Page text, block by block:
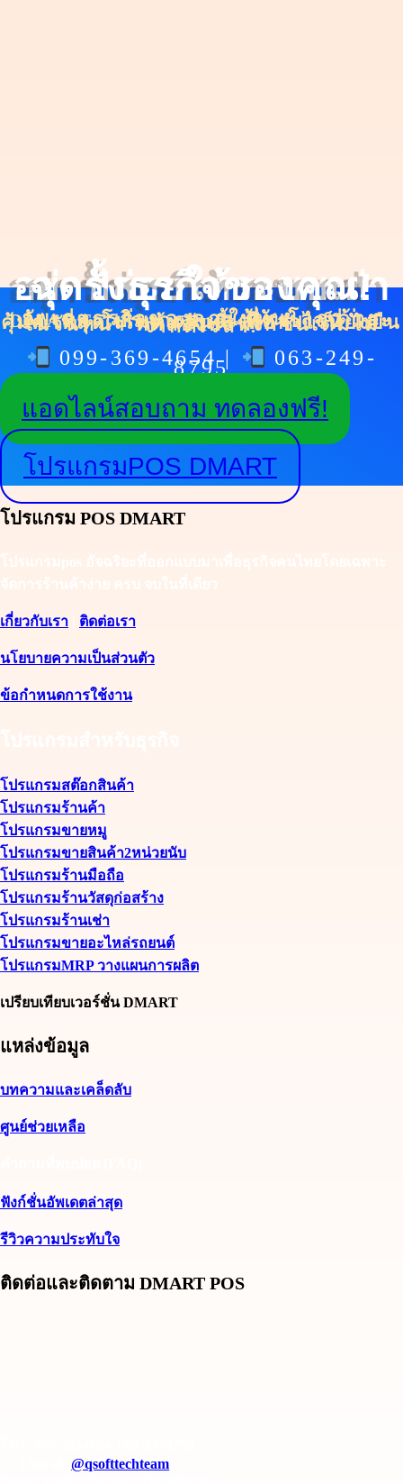
อย่าปล่อยให้ระบบเก่า ฉุดรั้งธุรกิจของคุณ!
อัพเดตธุรกิจของคุณให้ทันโลก ด้วย DMART โปรแกรมpos ที่ครบ จบ และคุ้มค่าที่สุด เริ่มต้นวันนี้ เพื่อกำไรที่ยั่งยืนในวันหน้า ทดลองฟรีฟังก์ชั่นเต็มไม่จำกัดเวลา!
099-369-4654 | 063-249-
8795
แอดไลน์สอบถาม ทดลองฟรี!
โปรแกรมPOS DMART
โปรแกรม POS DMART
เกี่ยวกับเรา ติดต่อเรา
นโยบายความเป็นส่วนตัว
ข้อกำหนดการใช้งาน
โปรแกรมสต๊อกสินค้า
โปรแกรมร้านค้า
โปรแกรมขายหมู
โปรแกรมขายสินค้า2หน่วยนับ
โปรแกรมร้านมือถือ
โปรแกรมร้านวัสดุก่อสร้าง
โปรแกรมร้านเช่า
โปรแกรมขายอะไหล่รถยนต์
โปรแกรมMRP วางแผนการผลิต
เปรียบเทียบเวอร์ชั่น DMART
แหล่งข้อมูล
บทความและเคล็ดลับ
ศูนย์ช่วยเหลือ
ฟังก์ชั่นอัพเดตล่าสุด
รีวิวความประทับใจ
ติดต่อและติดตาม DMART POS
Line id:@qsofttechteam